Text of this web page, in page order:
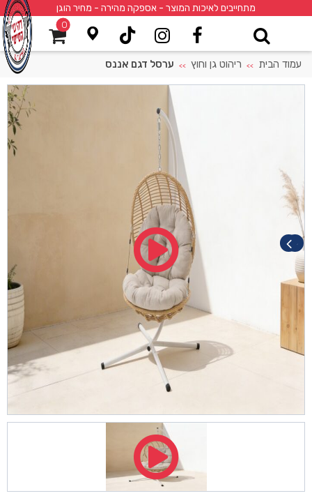
מתחייבים לאיכות המוצר - אספקה מהירה - מחיר הוגן
0
עמוד הבית >> ריהוט גן וחוץ >> ערסל דגם אננס